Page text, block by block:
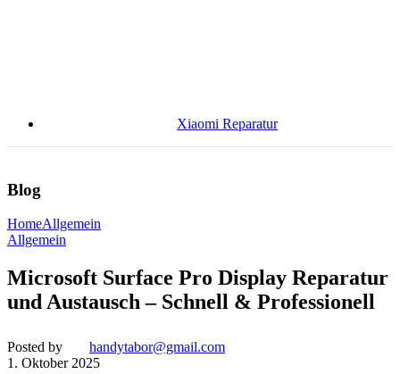
Xiaomi Reparatur
Blog
HomeAllgemein
Allgemein
Microsoft Surface Pro Display Reparatur
und Austausch – Schnell & Professionell
Posted by
handytabor@gmail.com
1. Oktober 2025